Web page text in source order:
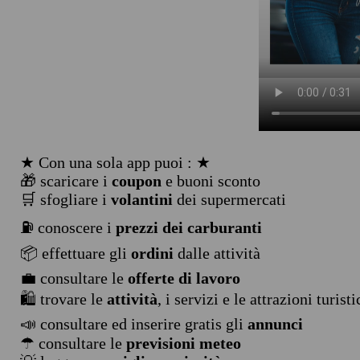
★ Con una sola app puoi : ★
🎁 scaricare i coupon e buoni sconto
🛒 sfogliare i volantini dei supermercati
⛽ conoscere i prezzi dei carburanti
📦 effettuare gli ordini dalle attività
💼 consultare le offerte di lavoro
🛍️ trovare le attività, i servizi e le attrazioni
📣 consultare ed inserire gratis gli annunci
☂ consultare le previsioni meteo